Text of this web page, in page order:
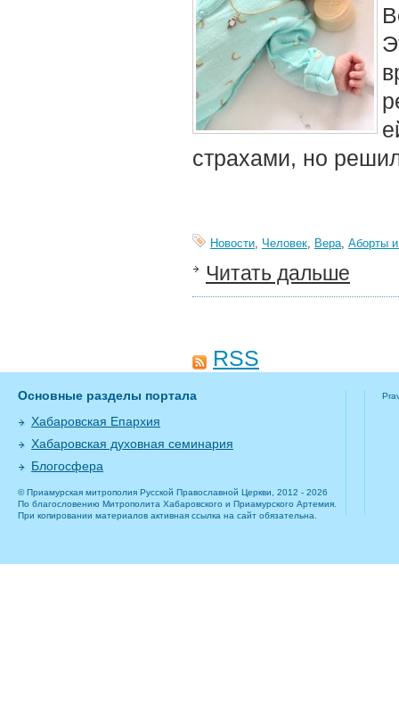
страхами, но
Новости, Человек, Вера, Аборты
Читать дальше
RSS
Основные разделы портала
Хабаровская Епархия
Хабаровская духовная семинария
Блогосфера
© Приамурская митрополия Русской Православной Церкви, 2012 - 2026
По благословению Митрополита Хабаровского и Приамурского Артемия.
При копировании материалов активная ссылка на сайт обязательна.